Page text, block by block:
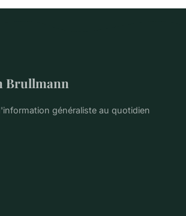
Brullmann
généraliste au quotidien